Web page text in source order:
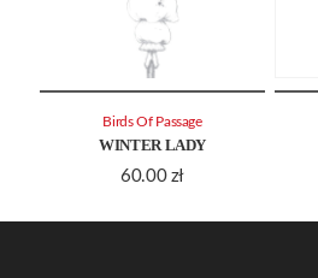
WINTER LADY
60.00 zł
Birds Of Passage